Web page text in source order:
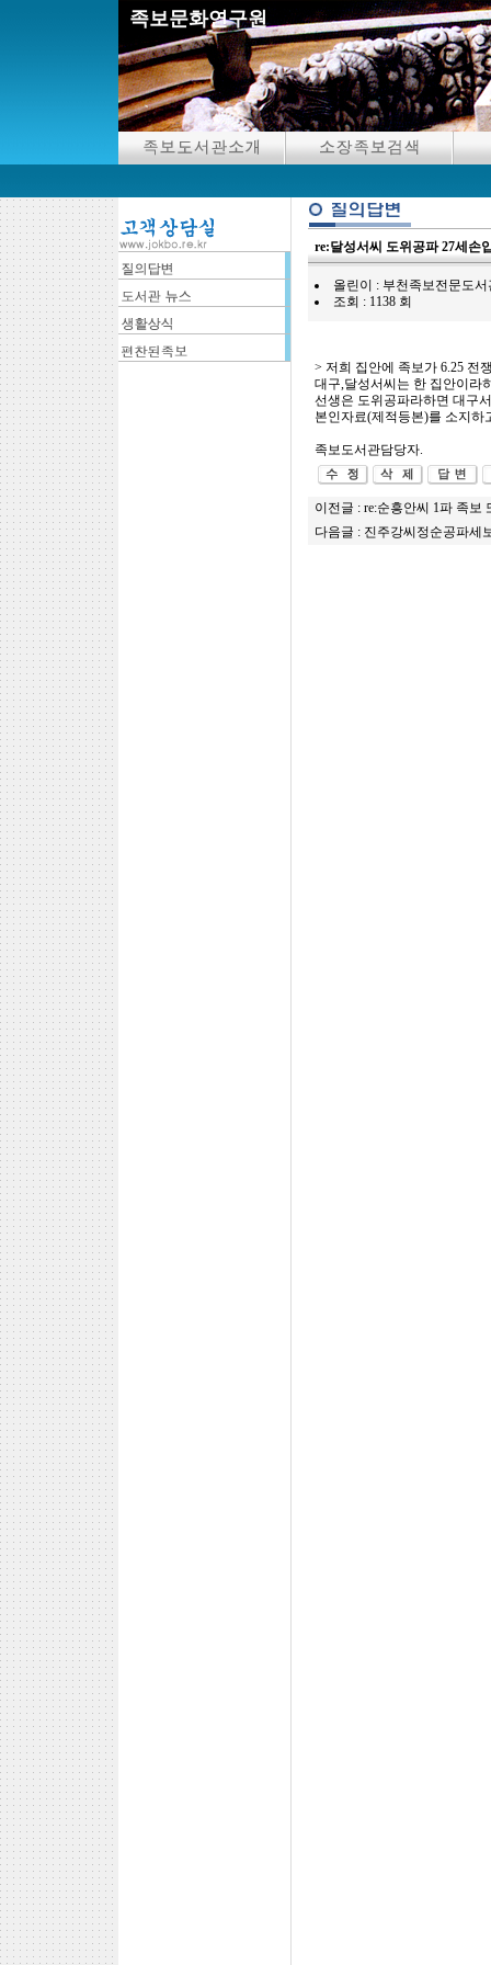
족보문화연구원
re:달성서씨 도위공파 27세손
올린이 : 부천족보전문도서
조회 : 1138 회
> 저희 집안에 족보가 6.25 전
대구,달성서씨는 한 집안이라
선생은 도위공파라하면 대구
본인자료(제적등본)를 소지하
족보도서관담당자.
이전글 : re:순흥안씨 1파 족보
다음글 : 진주강씨정순공파세